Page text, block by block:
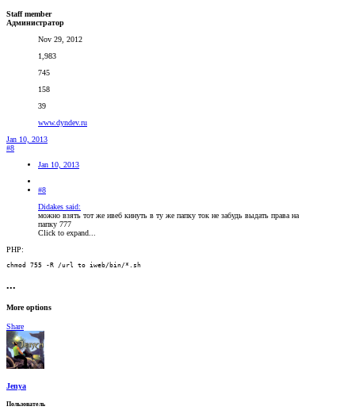
Staff member
Администратор
Nov 29, 2012
1,983
745
158
39
www.dyndev.ru
Jan 10, 2013
#8
Jan 10, 2013
#8
Didakes said:
можно взять тот же ивеб кинуть в ту же папку ток не забудь выдать права на
папку 777
Click to expand...
PHP:
chmod 755 -R /url to iweb/bin/*.sh
•••
More options
Share
Jenya
Пользователь